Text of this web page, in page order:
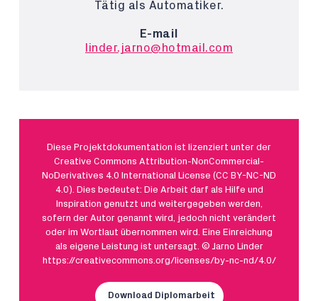
Tätig als Automatiker.
E-mail
linder.jarno@hotmail.com
Diese Projektdokumentation ist lizenziert unter der
Creative Commons Attribution-NonCommercial-
NoDerivatives 4.0 International License (CC BY-NC-ND
4.0). Dies bedeutet: Die Arbeit darf als Hilfe und
Inspiration genutzt und weitergegeben werden,
sofern der Autor genannt wird, jedoch nicht verändert
oder im Wortlaut übernommen wird. Eine Einreichung
als eigene Leistung ist untersagt. © Jarno Linder
https://creativecommons.org/licenses/by-nc-nd/4.0/
Download Diplomarbeit